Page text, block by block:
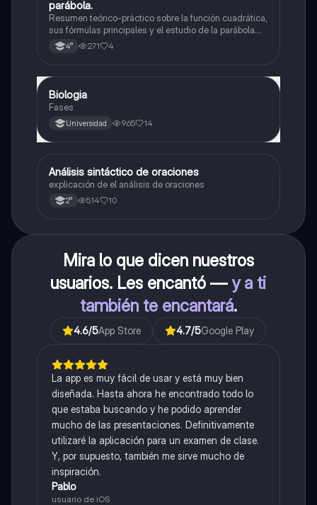
parábola.
Resumen teórico-práctico sobre la función cuadrática,
sus fórmulas principales y el estudio de la parábola
como representación gráfica.Incluye desarrollo de la
forma general, cálculo de raíces, vértice y elementos
4° 271 4
Biología
Biologia
Fases
Universidad 965 14
Lengua
Análisis sintáctico de oraciones
explicación de el análisis de oraciones
2° 514 10
Mira lo que dicen nuestros
usuarios. Les encantó —y a ti
también te encantará.
4.6/5App Store 4.7/5Google Play
La app es muy fácil de usar y está muy bien
diseñada. Hasta ahora he encontrado todo lo
que estaba buscando y he podido aprender
mucho de las presentaciones. Definitivamente
utilizaré la aplicación para un examen de clase.
Y, por supuesto, también me sirve mucho de
inspiración.
Pablo
usuario de iOS